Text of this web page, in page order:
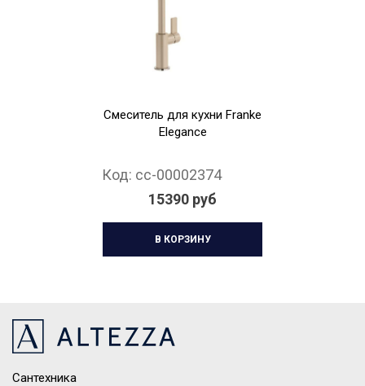
Смеситель для кухни Franke
Elegance
Код: cc-00002374
15390 руб
В КОРЗИНУ
Сантехника